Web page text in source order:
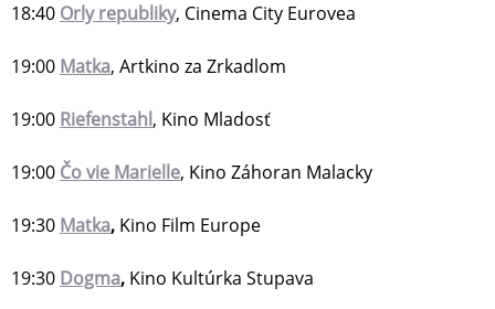
18:40 Orly republiky, Cinema City Eurovea
19:00 Matka, Artkino za Zrkadlom
19:00 Riefenstahl, Kino Mladosť
19:00 Čo vie Marielle, Kino Záhoran Malacky
19:30 Matka, Kino Film Europe
19:30 Dogma, Kino Kultúrka Stupava